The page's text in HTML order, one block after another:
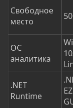
Свободное
место
ОС
аналитика
.NET
Runtime